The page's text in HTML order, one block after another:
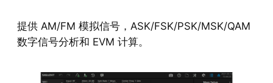
提供 AM/FM 模拟信号，ASK/FSK/PSK/MSK/QAM
数字信号分析和 EVM 计算。